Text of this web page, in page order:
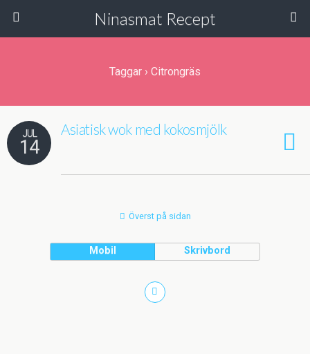
Ninasmat Recept
Taggar › Citrongräs
JUL
14
Asiatisk wok med kokosmjölk
Överst på sidan
Mobil Skrivbord